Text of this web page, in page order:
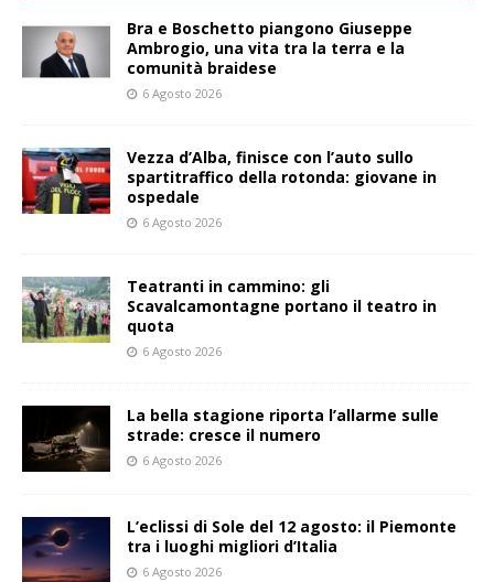
Bra e Boschetto piangono Giuseppe
Ambrogio, una vita tra la terra e la
comunità braidese
6 Agosto 2026
Vezza d’Alba, finisce con l’auto sullo
spartitraffico della rotonda: giovane in
ospedale
6 Agosto 2026
Teatranti in cammino: gli
Scavalcamontagne portano il teatro in
quota
6 Agosto 2026
La bella stagione riporta l’allarme sulle
strade: cresce il numero
6 Agosto 2026
L’eclissi di Sole del 12 agosto: il Piemonte
tra i luoghi migliori d’Italia
6 Agosto 2026